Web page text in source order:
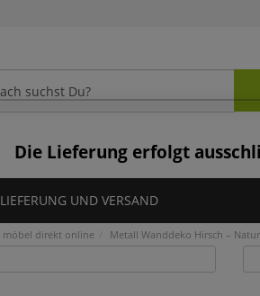
Die Lieferung erfolgt
LIEFERUNG UND VERSAND
möbel direkt online Metall Wanddeko Hirsch –